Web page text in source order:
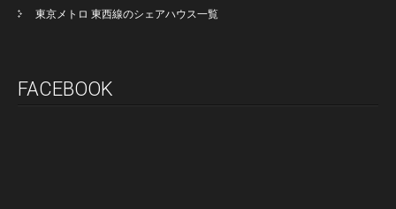
東京メトロ 東西線のシェアハウス一覧
FACEBOOK